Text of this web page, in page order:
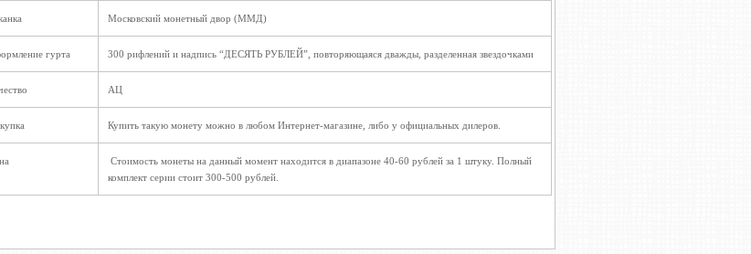
Московский монетный двор (ММД)
гурта 300 рифлений и надпись “ДЕСЯТЬ РУБЛЕЙ”, повторяющаяся дважды, разделенная звездочками
АЦ
Купить такую монету можно в любом Интернет-магазине, либо у официальных дилеров.
Стоимость монеты на данный момент находится в диапазоне 40-60 рублей за 1 штуку. Полный
комплект серии стоит 300-500 рублей.